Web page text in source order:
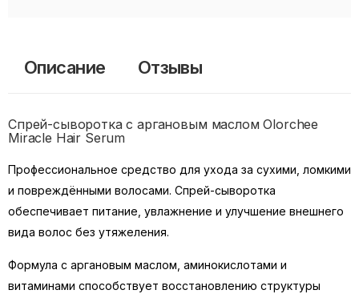
Описание Отзывы
Спрей-сыворотка с аргановым маслом Olorchee
Miracle Hair Serum
Профессиональное средство для ухода за сухими, ломкими
и повреждёнными волосами. Спрей-сыворотка
обеспечивает питание, увлажнение и улучшение внешнего
вида волос без утяжеления.
Формула с аргановым маслом, аминокислотами и
витаминами способствует восстановлению структуры